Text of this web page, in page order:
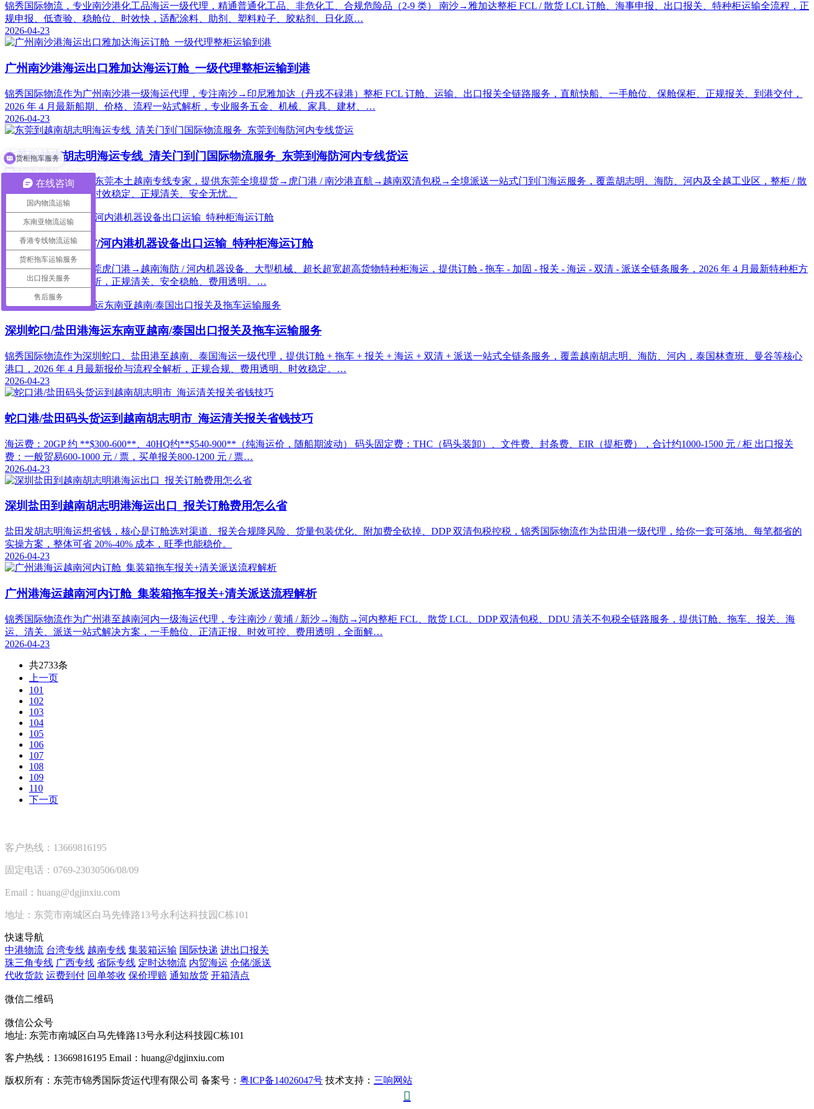
锦秀国际物流，专业南沙港化工品海运一级代理，精通普通化工品、非危化工、合规危险品（2-9 类） 南沙→雅加达整柜 FCL / 散货 LCL 订舱、海事申报、出口报关、特种柜运输全流程，正
规申报、低查验、稳舱位、时效快，适配涂料、助剂、塑料粒子、胶粘剂、日化原…
2026-04-23
广州南沙港海运出口雅加达海运订舱_一级代理整柜运输到港
锦秀国际物流作为广州南沙港一级海运代理，专注南沙→印尼雅加达（丹戎不碌港）整柜 FCL 订舱、运输、出口报关全链路服务，直航快船、一手舱位、保舱保柜、正规报关、到港交付，
2026 年 4 月最新船期、价格、流程一站式解析，专业服务五金、机械、家具、建材、…
2026-04-23
东莞到越南胡志明海运专线_清关门到门国际物流服务_东莞到海防河内专线货运
锦秀国际物流，19 年东莞本土越南专线专家，提供东莞全境提货→虎门港 / 南沙港直航→越南双清包税→全境派送一站式门到门海运服务，覆盖胡志明、海防、河内及全越工业区，整柜 / 散
货均可，费用透明、时效稳定、正规清关、安全无忧。
2026-04-23
东莞虎门港到海防/河内港机器设备出口运输_特种柜海运订舱
锦秀国际物流专注东莞虎门港→越南海防 / 河内机器设备、大型机械、超长超宽超高货物特种柜海运，提供订舱 - 拖车 - 加固 - 报关 - 海运 - 双清 - 派送全链条服务，2026 年 4 月最新特种柜方
案、价格、流程全解析，正规清关、安全稳舱、费用透明。…
2026-04-23
深圳蛇口/盐田港海运东南亚越南/泰国出口报关及拖车运输服务
锦秀国际物流作为深圳蛇口、盐田港至越南、泰国海运一级代理，提供订舱 + 拖车 + 报关 + 海运 + 双清 + 派送一站式全链条服务，覆盖越南胡志明、海防、河内，泰国林查班、曼谷等核心
港口，2026 年 4 月最新报价与流程全解析，正规合规、费用透明、时效稳定。…
2026-04-23
蛇口港/盐田码头货运到越南胡志明市_海运清关报关省钱技巧
海运费：20GP 约 **$300-600**、40HQ约**$540-900**（纯海运价，随船期波动） 码头固定费：THC（码头装卸）、文件费、封条费、EIR（提柜费），合计约1000-1500 元 / 柜 出口报关
费：一般贸易600-1000 元 / 票，买单报关800-1200 元 / 票…
2026-04-23
深圳盐田到越南胡志明港海运出口_报关订舱费用怎么省
盐田发胡志明海运想省钱，核心是订舱选对渠道、报关合规降风险、货量包装优化、附加费全砍掉、DDP 双清包税控税，锦秀国际物流作为盐田港一级代理，给你一套可落地、每笔都省的
实操方案，整体可省 20%-40% 成本，旺季也能稳价。
2026-04-23
广州港海运越南河内订舱_集装箱拖车报关+清关派送流程解析
锦秀国际物流作为广州港至越南河内一级海运代理，专注南沙 / 黄埔 / 新沙→海防→河内整柜 FCL、散货 LCL、DDP 双清包税、DDU 清关不包税全链路服务，提供订舱、拖车、报关、海
运、清关、派送一站式解决方案，一手舱位、正清正报、时效可控、费用透明，全面解…
2026-04-23
共2733条
上一页
101
102
103
104
105
106
107
108
109
110
下一页
客户热线：13669816195
固定电话：0769-23030506/08/09
Email：huang@dgjinxiu.com
地址：东莞市南城区白马先锋路13号永利达科技园C栋101
快速导航
中港物流 台湾专线 越南专线 集装箱运输 国际快递 进出口报关
珠三角专线 广西专线 省际专线 定时达物流 内贸海运 仓储/派送
代收货款 运费到付 回单签收 保价理赔 通知放货 开箱清点
微信二维码
微信公众号
地址: 东莞市南城区白马先锋路13号永利达科技园C栋101
客户热线：13669816195 Email：huang@dgjinxiu.com
版权所有：东莞市锦秀国际货运代理有限公司 备案号： 粤ICP备14026047号 技术支持： 三响网站

在线咨询
国内物流运输
东南亚物流运输
香港专线物流运输
货柜拖车运输服务
出口报关服务
售后服务
请问有需要什么物流方面的？
货柜拖车服务